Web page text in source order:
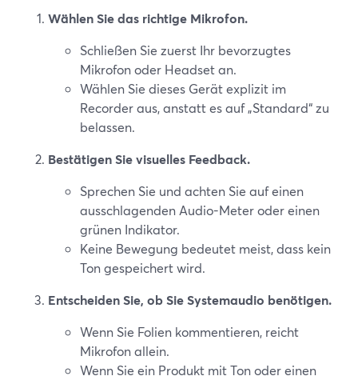
Wählen Sie das richtige Mikrofon.
Schließen Sie zuerst Ihr bevorzugtes
Mikrofon oder Headset an.
Wählen Sie dieses Gerät explizit im
Recorder aus, anstatt es auf „Standard“ zu
belassen.
Bestätigen Sie visuelles Feedback.
Sprechen Sie und achten Sie auf einen
ausschlagenden Audio-Meter oder einen
grünen Indikator.
Keine Bewegung bedeutet meist, dass kein
Ton gespeichert wird.
Entscheiden Sie, ob Sie Systemaudio benötigen.
Wenn Sie Folien kommentieren, reicht
Mikrofon allein.
Wenn Sie ein Produkt mit Ton oder einen